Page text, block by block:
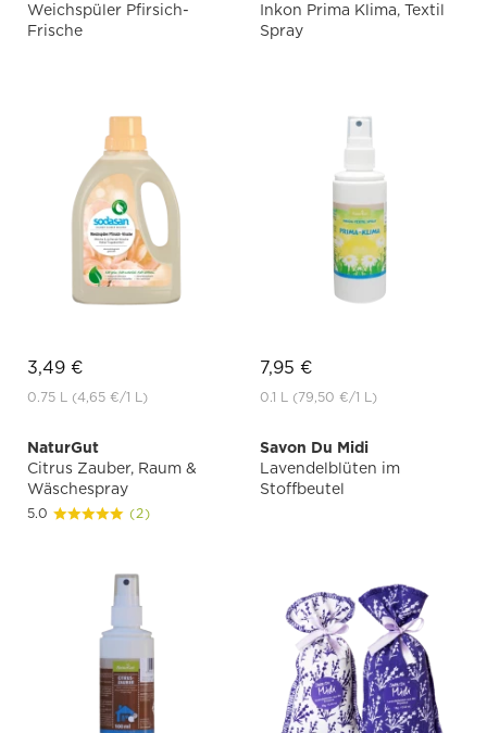
Weichspüler Pfirsich-
Frische
3,49 €
0.75 L (4,65 €/1 L)
Inkon Prima Klima, Textil
Spray
7,95 €
0.1 L (79,50 €/1 L)
NaturGut
Citrus Zauber, Raum &
Wäschespray
5.0 (2)
Savon Du Midi
Lavendelblüten im
Stoffbeutel